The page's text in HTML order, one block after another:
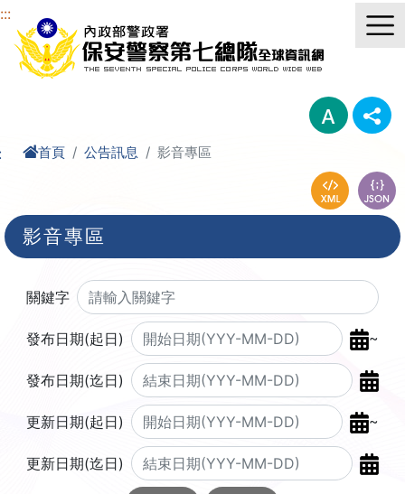
進入內容區塊
:::
首頁 公告訊息 影音專區
影音專區
關鍵字
發布日期(起日) ~
發布日期(迄日)
更新日期(起日) ~
更新日期(迄日)